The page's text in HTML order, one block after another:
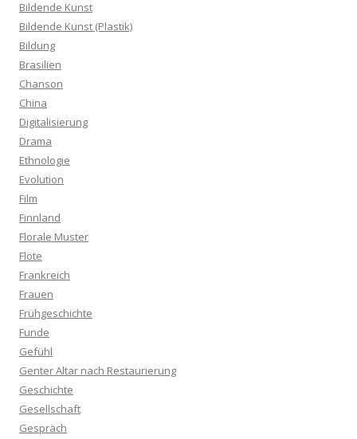
Bildende Kunst
Bildende Kunst (Plastik)
Bildung
Brasilien
Chanson
China
Digitalisierung
Drama
Ethnologie
Evolution
Film
Finnland
Florale Muster
Flöte
Frankreich
Frauen
Frühgeschichte
Funde
Gefühl
Genter Altar nach Restaurierung
Geschichte
Gesellschaft
Gespräch